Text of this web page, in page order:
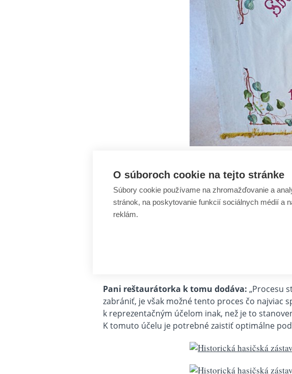
A ako sa pri reštaurovaní tejto historickej
práporu a popis poškodenia. Potom
odsatia a štetca a povrchové čistenie zástavy
Pani reštaurátorka k tomu dodáva: „Procesu
zabrániť, je však možné tento proces čo najviac
k reprezentačným účelom inak, než je to
K tomuto účelu je potrebné zaistiť optimálne
O súboroch cookie na tejto stránke
Súbory cookie používame na zhromažďovanie a
stránok, na poskytovanie funkcií sociálnych médií a
reklám.